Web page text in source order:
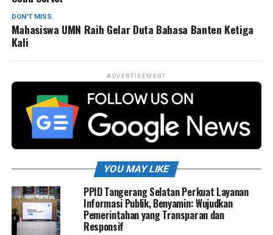
DON'T MISS
Mahasiswa UMN Raih Gelar Duta Bahasa Banten Ketiga
Kali
ADVERTISEMENT
YOU MAY LIKE
PPID Tangerang Selatan Perkuat Layanan
Informasi Publik, Benyamin: Wujudkan
Pemerintahan yang Transparan dan
Responsif